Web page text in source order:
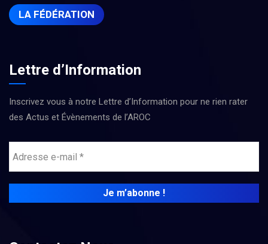
LA FÉDÉRATION
Lettre d’Information
Inscrivez vous à notre Lettre d’Information pour ne rien rater
des Actus et Évènements de l’AROC